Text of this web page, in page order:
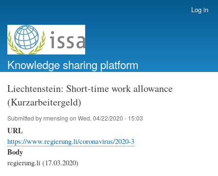
account
menu
Log in
Knowledge sharing platform
Liechtenstein: Short-time work allowance
(Kurzarbeitergeld)
Submitted byrmensing on Wed, 04/22/2020 - 15:03
URL
https://www.regierung.li/coronavirus/2020-3
Body
regierung.li (17.03.2020)